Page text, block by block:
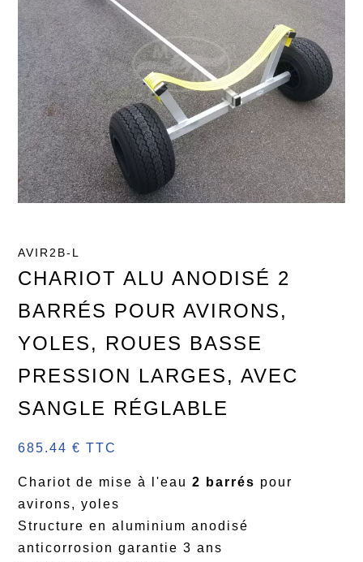
AVIR2B-L
CHARIOT ALU ANODISÉ 2
BARRÉS POUR AVIRONS,
YOLES, ROUES BASSE
PRESSION LARGES, AVEC
SANGLE RÉGLABLE
685.44 € TTC
Chariot de mise à l'eau2 barrés pour
avirons, yoles
Structure en aluminium anodisé
anticorrosion garantie 3 ans